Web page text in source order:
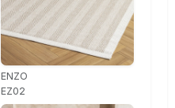
ENZO
EZ02